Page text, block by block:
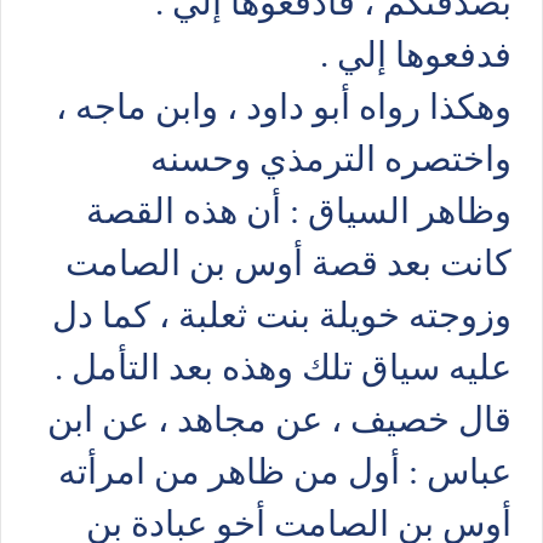
فدفعوها إلي .
وهكذا رواه أبو داود ، وابن ماجه ،
واختصره الترمذي وحسنه
وظاهر السياق : أن هذه القصة
كانت بعد قصة أوس بن الصامت
وزوجته خويلة بنت ثعلبة ، كما دل
عليه سياق تلك وهذه بعد التأمل .
قال خصيف ، عن مجاهد ، عن ابن
عباس : أول من ظاهر من امرأته
أوس بن الصامت أخو عبادة بن